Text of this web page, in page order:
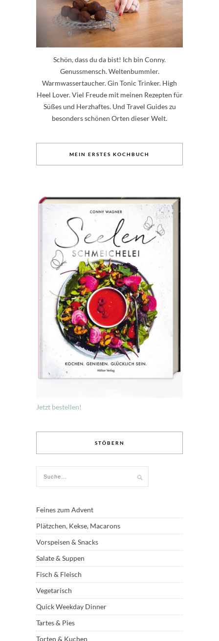
Schön, dass du da bist! Ich bin Conny.
Genussmensch. Weltenbummler.
Warmwassertaucher. Gin Tonic Trinker. High
Heel Lover. Viel Freude mit meinen Rezepten für
Süßes und Herzhaftes. Und Travel Guides zu
besonders schönen Orten dieser Welt.
MEIN ERSTES KOCHBUCH
Jetzt bestellen!
STÖBERN
Feines zum Advent
Plätzchen, Kekse, Macarons
Vorspeisen & Snacks
Salate & Suppen
Fisch & Fleisch
Vegetarisch
Quick Weekday Dinner
Tartes & Pies
Torten & Kuchen